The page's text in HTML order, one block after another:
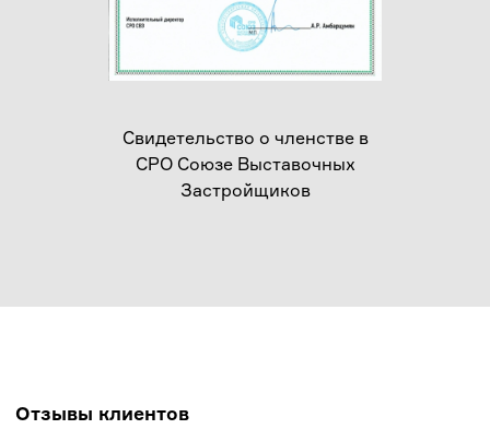
Свидетельство о членстве в
СРО Союзе Выставочных
Застройщиков
Отзывы клиентов